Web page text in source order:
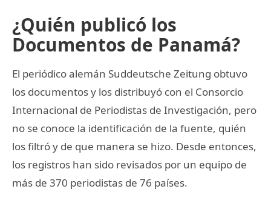
¿Quién publicó los
Documentos de Panamá?
El periódico alemán Suddeutsche Zeitung obtuvo
los documentos y los distribuyó con el Consorcio
Internacional de Periodistas de Investigación, pero
no se conoce la identificación de la fuente, quién
los filtró y de que manera se hizo. Desde entonces,
los registros han sido revisados por un equipo de
más de 370 periodistas de 76 países.